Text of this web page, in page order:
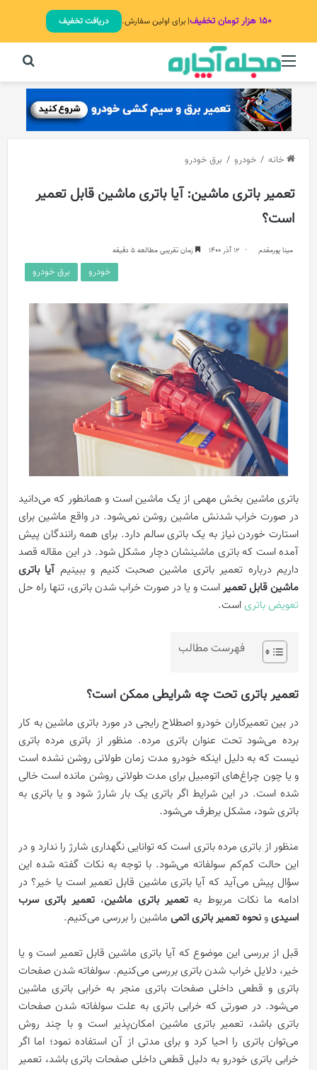
۱۵۰ هزار تومان تخفیف | برای اولین سفارش. دریافت تخفیف
منو
خانه / خودرو / برق خودرو
تعمیر باتری ماشین: آیا باتری ماشین قابل تعمیر
است؟
مینا پورمقدم 12 آذر 1400 زمان تقریبی مطالعه 5 دقیقه
خودرو برق خودرو
باتری ماشین بخش مهمی از یک ماشین است و همانطور که می‌دانید
در صورت خراب شدنش ماشین روشن نمی‌شود. در واقع ماشین برای
استارت خوردن نیاز به یک باتری سالم دارد. برای همه رانندگان پیش
آمده است که باتری ماشینشان دچار مشکل شود. در این مقاله قصد
داریم درباره تعمیر باتری ماشین صحبت کنیم و ببینیمآیا باتری
ماشین قابل تعمیراست و یا در صورت خراب شدن باتری، تنها راه حل
تعویض باتریاست.
فهرست مطالب
تعمیر باتری تحت چه شرایطی ممکن است؟
در بین تعمیرکاران خودرو اصطلاح رایجی در مورد باتری ماشین به کار
برده می‌شود تحت عنوان باتری مرده. منظور از باتری مرده باتری
نیست که به دلیل اینکه خودرو مدت زمان طولانی روشن نشده است
و یا چون چراغ‌های اتومبیل برای مدت طولانی روشن مانده است خالی
شده است. در این شرایط اگر باتری یک بار شارژ شود و یا باتری به
باتری شود، مشکل برطرف می‌شود.
منظور از باتری مرده باتری است که توانایی نگهداری شارژ را ندارد و در
این حالت کم‌کم سولفاته می‌شود. با توجه به نکات گفته شده این
سؤال پیش می‌آید که آیا باتری ماشین قابل تعمیر است یا خیر؟ در
ادامه ما نکات مربوط بهتعمیر باتری ماشین،تعمیر باتری سرب
اسیدیونحوه تعمیر باتری اتمی ماشین را بررسی می‌کنیم.
قبل از بررسی این موضوع که آیا باتری ماشین قابل تعمیر است و یا
خیر، دلایل خراب شدن باتری بررسی می‌کنیم. سولفاته شدن صفحات
باتری و قطعی داخلی صفحات باتری منجر به خرابی باتری ماشین
می‌شود. در صورتی که خرابی باتری به علت سولفاته شدن صفحات
باتری باشد، تعمیر باتری ماشین امکان‌پذیر است و با چند روش
می‌توان باتری را احیا کرد و برای مدتی از آن استفاده نمود؛ اما اگر
خرابی باتری خودرو به دلیل قطعی داخلی صفحات باتری باشد، تعمیر